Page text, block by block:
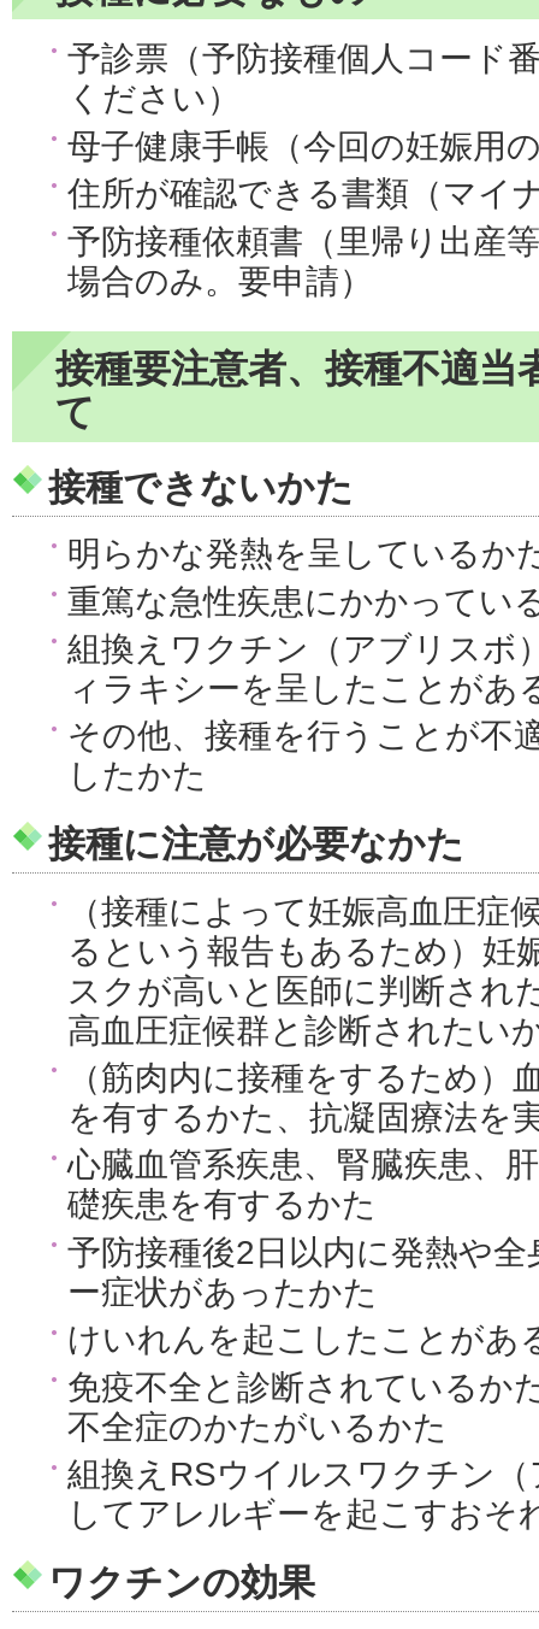
予診票（予防接種個人コード
ください）
母子健康手帳（今回の妊娠用
住所が確認できる書類（マイ
予防接種依頼書（里帰り出産
場合のみ。要申請）
接種要注意者、接種不適当
て
接種できないかた
明らかな発熱を呈しているか
重篤な急性疾患にかかってい
組換えワクチン（アブリスボ
ィラキシーを呈したことがあ
その他、接種を行うことが不
したかた
接種に注意が必要なかた
（接種によって妊娠高血圧症
るという報告もあるため）妊
スクが高いと医師に判断され
高血圧症候群と診断されたい
（筋肉内に接種をするため）
を有するかた、抗凝固療法を
心臓血管系疾患、腎臓疾患、
礎疾患を有するかた
予防接種後2日以内に発熱や
ー症状があったかた
けいれんを起こしたことがあ
免疫不全と診断されているか
不全症のかたがいるかた
組換えRSウイルスワクチン
してアレルギーを起こすおそ
ワクチンの効果